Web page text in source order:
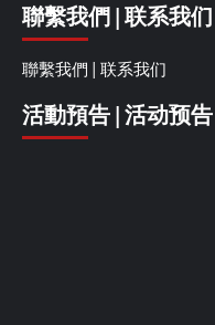
聯繫我們 | 联系我们
聯繫我們 | 联系我们
活動預告 | 活动预告